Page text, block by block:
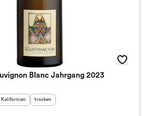
Blanc Jahrgang 2023
Herkunftsregion:
Kalifornien Geschmack
trocken